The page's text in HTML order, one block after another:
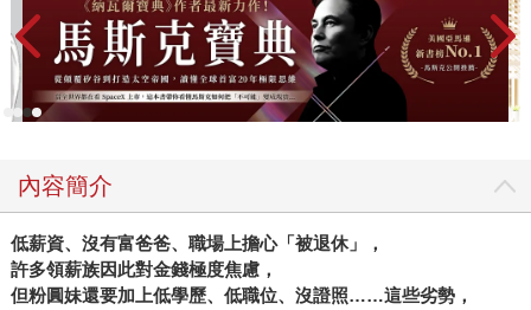
內容簡介
低薪資、沒有富爸爸、職場上擔心「被退休」，
許多領薪族因此對金錢極度焦慮，
但粉圓妹還要加上低學歷、低職位、沒證照……這些劣勢，